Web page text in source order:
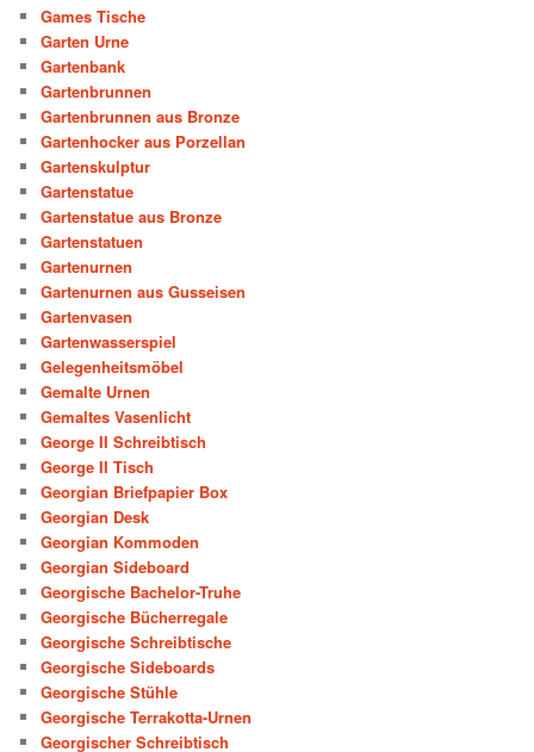
Games Tische
Garten Urne
Gartenbank
Gartenbrunnen
Gartenbrunnen aus Bronze
Gartenhocker aus Porzellan
Gartenskulptur
Gartenstatue
Gartenstatue aus Bronze
Gartenstatuen
Gartenurnen
Gartenurnen aus Gusseisen
Gartenvasen
Gartenwasserspiel
Gelegenheitsmöbel
Gemalte Urnen
Gemaltes Vasenlicht
George II Schreibtisch
George II Tisch
Georgian Briefpapier Box
Georgian Desk
Georgian Kommoden
Georgian Sideboard
Georgische Bachelor-Truhe
Georgische Bücherregale
Georgische Schreibtische
Georgische Sideboards
Georgische Stühle
Georgische Terrakotta-Urnen
Georgischer Schreibtisch